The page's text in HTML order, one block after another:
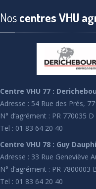
Noscentres VHU
Centre VHU 77 :
Adresse : 54 Rue des Prés,
N° d’agrément : PR 770035 D
Tel : 01 83 64 20 40
Centre VHU 78 : Guy
Adresse : 33 Rue Geneviève
N° d’agrément : PR 7800003
Tel : 01 83 64 20 40